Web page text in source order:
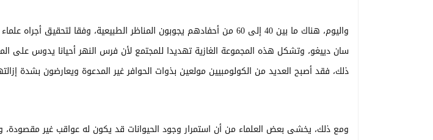
واليوم، هناك ما بين 40 إلى 60 من أحفادهم يجوبون المناظر الطبيعية، وفقا لتحقيق
سان دييغو، وتشكل هذه المجموعة الغازية تهديدا للمجتمع لأن فرس النهر أحيانا يدوس على
ذلك، فقد أصبح العديد من الكولومبيين مولعين بذوات الحوافر غير المدعوة ويعارضون بشدة
ومع ذلك، يخشى بعض العلماء من أن استمرار وجود الحيوانات قد يكون له عواقب غير مقصودة،